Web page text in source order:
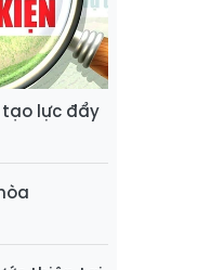
tạo lực đẩy